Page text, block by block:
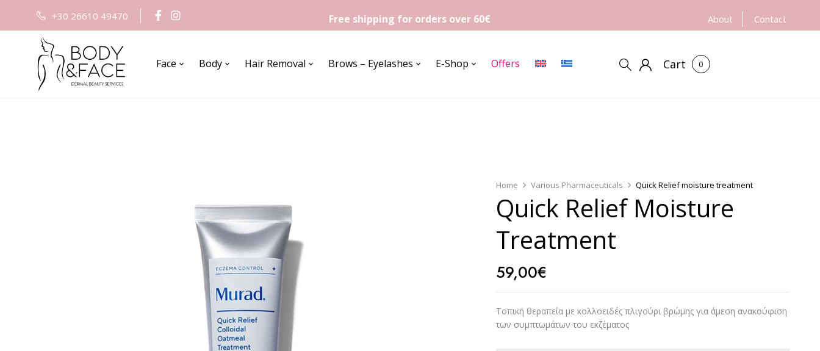
+30 26610 49470 Free shipping for orders over 60€ About Contact
Face Body Hair Removal Brows – Eyelashes E-Shop Offers Cart 0
Home Various Pharmaceuticals Quick Relief moisture treatment
Quick Relief Moisture
Treatment
59,00€
Τοπική θεραπεία με κολλοειδές πλιγούρι βρώμης για άμεση ανακούφιση
των συμπτωμάτων του εκζέματος